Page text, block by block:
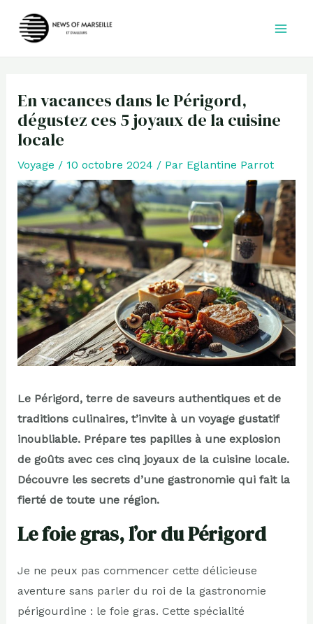
En vacances dans le Périgord,
dégustez ces 5 joyaux de la cuisine
locale
Voyage / 10 octobre 2024 / Par Eglantine Parrot
Le Périgord, terre de saveurs authentiques et de
traditions culinaires, t’invite à un voyage gustatif
inoubliable. Prépare tes papilles à une explosion
de goûts avec ces cinq joyaux de la cuisine locale.
Découvre les secrets d’une gastronomie qui fait la
fierté de toute une région.
Le foie gras, l’or du Périgord
Je ne peux pas commencer cette délicieuse
aventure sans parler du roi de la gastronomie
périgourdine : le foie gras. Cette spécialité